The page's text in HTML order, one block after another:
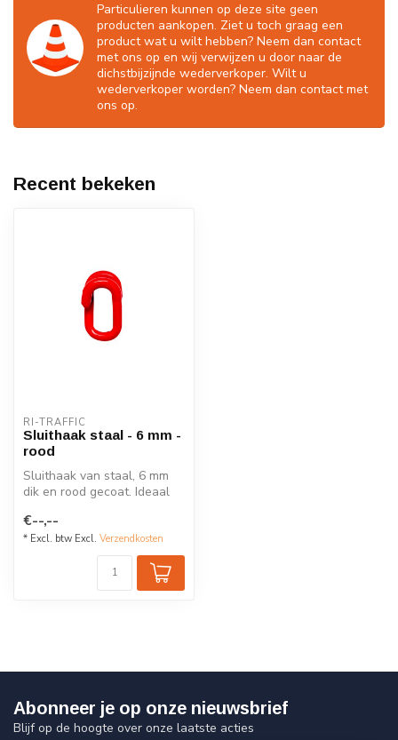
Particulieren kunnen op deze site geen
producten aankopen. Ziet u toch graag een
product wat u wilt hebben? Neem dan contact
met ons op en wij verwijzen u door naar de
dichstbijzijnde wederverkoper. Wilt u
wederverkoper worden? Neem dan contact met
ons op.
Recent bekeken
RI-TRAFFIC
Sluithaak staal - 6 mm -
rood
Sluithaak van staal, 6 mm
dik en rood gecoat. Ideaal
afzet...
€--,--
* Excl. btw Excl. Verzendkosten
Abonneer je op onze nieuwsbrief
Blijf op de hoogte over onze laatste acties